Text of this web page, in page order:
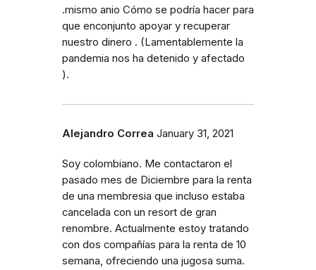
.mismo anio Cómo se podría hacer para
que enconjunto apoyar y recuperar
nuestro dinero . (Lamentablemente la
pandemia nos ha detenido y afectado
).
Alejandro Correa January 31, 2021
Soy colombiano. Me contactaron el
pasado mes de Diciembre para la renta
de una membresia que incluso estaba
cancelada con un resort de gran
renombre. Actualmente estoy tratando
con dos compañías para la renta de 10
semana, ofreciendo una jugosa suma.